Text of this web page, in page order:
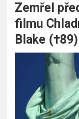
Zemřel
filmu
Blake (†89)